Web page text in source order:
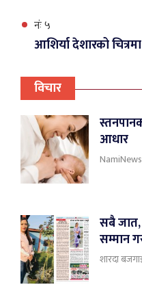
नंः ५
आशिर्या देशारको
विचार
आधार
सबै जात,
सम्मान
शारदा